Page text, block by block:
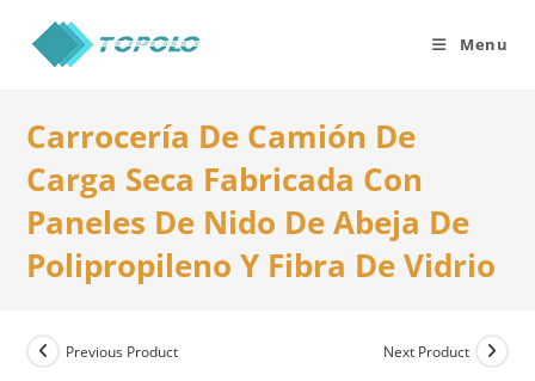
content
Menu
Carrocería De Camión De
Carga Seca Fabricada Con
Paneles De Nido De Abeja De
Polipropileno Y Fibra De Vidrio
Previous Product Next Product